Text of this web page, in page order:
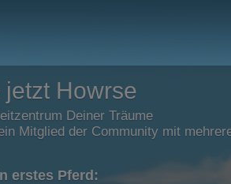
Howrse
Deiner Träume
Mitglied der Community mit
erstes Pferd: